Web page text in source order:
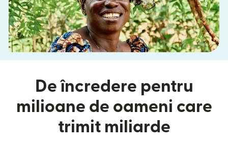
De încredere pentru
milioane de oameni care
trimit miliarde